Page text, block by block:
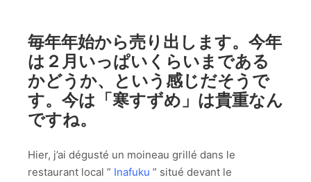
毎年年始から売り出します。今年
は２月いっぱいくらいまである
かどうか、という感じだそうで
す。今は「寒すずめ」は貴重なん
ですね。
Hier, j’ai dégusté un moineau grillé dans le
restaurant local ” Inafuku ” situé devant le